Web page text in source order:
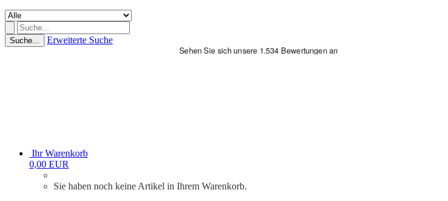
Suche... Erweiterte Suche
Ihr Warenkorb
0,00 EUR
Sie haben noch keine Artikel in Ihrem Warenkorb.